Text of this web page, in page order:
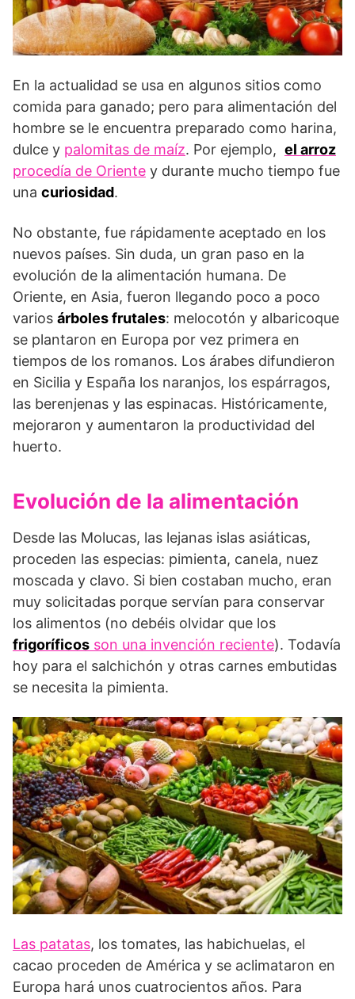
En la actualidad se usa en algunos sitios como
comida para ganado; pero para alimentación del
hombre se le encuentra preparado como harina,
dulce y palomitas de maíz. Por ejemplo, el arroz
procedía de Oriente y durante mucho tiempo fue
una curiosidad.
No obstante, fue rápidamente aceptado en los
nuevos países. Sin duda, un gran paso en la
evolución de la alimentación humana. De
Oriente, en Asia, fueron llegando poco a poco
varios árboles frutales: melocotón y albaricoque
se plantaron en Europa por vez primera en
tiempos de los romanos. Los árabes difundieron
en Sicilia y España los naranjos, los espárragos,
las berenjenas y las espinacas. Históricamente,
mejoraron y aumentaron la productividad del
huerto.
Evolución de la alimentación
Desde las Molucas, las lejanas islas asiáticas,
proceden las especias: pimienta, canela, nuez
moscada y clavo. Si bien costaban mucho, eran
muy solicitadas porque servían para conservar
los alimentos (no debéis olvidar que los
frigoríficos son una invención reciente). Todavía
hoy para el salchichón y otras carnes embutidas
se necesita la pimienta.
Las patatas, los tomates, las habichuelas, el
cacao proceden de América y se aclimataron en
Europa hará unos cuatrocientos años. Para